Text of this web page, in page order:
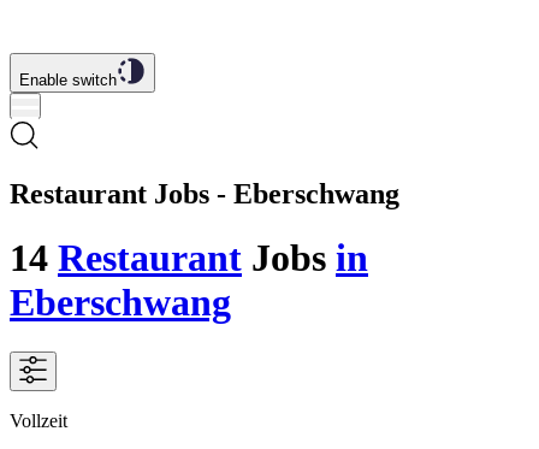
Enable switch
Restaurant Jobs - Eberschwang
14 Restaurant Jobs in
Eberschwang
Vollzeit